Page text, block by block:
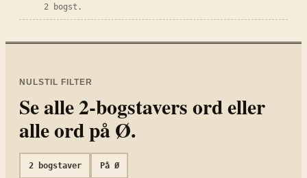
2 bogst.
NULSTIL FILTER
Se alle2-bogstavers ord eller
alle ord påØ.
2bogstaver På Ø